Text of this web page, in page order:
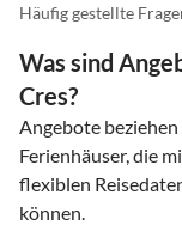
Häufig gestellte
Was sind
Cres?
Angebote
Ferienhäuser, die
flexiblen
können.